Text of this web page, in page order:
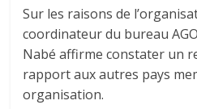
Sur les raisons de
coordinateur du bureau
Nabé affirme constater un
rapport aux autres pays
organisation.